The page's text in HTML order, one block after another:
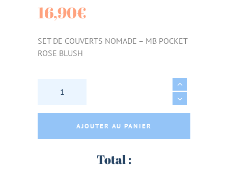
16,90€
SET DE COUVERTS NOMADE – MB POCKET
ROSE BLUSH
SET DE COUVERTS NOMADE - MB POCKET
AJOUTER AU PANIER
Total :